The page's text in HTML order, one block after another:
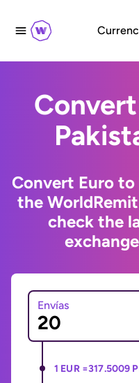
Convert Euro
the
check the
Envías
1 EUR =317.5009